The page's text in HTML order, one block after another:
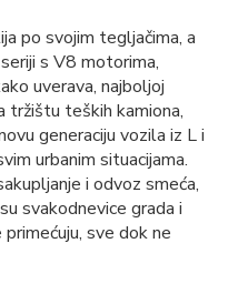
po svojim tegljačima, a
s V8 motorima,
uverava, najboljoj
tržištu teških kamiona,
generaciju vozila iz L i
urbanim situacijama.
i odvoz smeća,
svakodnevice grada i
sve dok ne